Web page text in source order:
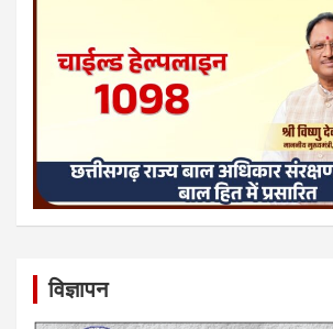
विज्ञापन